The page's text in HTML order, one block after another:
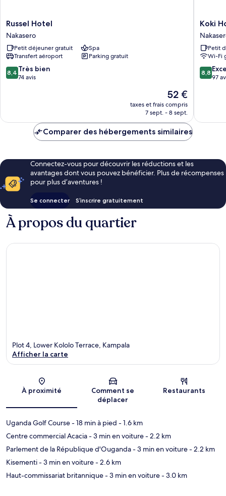
Russel
Hotel
Nakasero
Russel Hotel
Nakasero
Petit déjeuner gratuit
Spa
Transfert aéroport
Parking gratuit
8.4
sur
8,4 Très bien
74 avis
Le
nouveau
prix
de
52 €
taxes et frais compris
7 sept. - 8 sept.
Koki
Hotel
Koki
Petit
Wi-Fi
8.8
sur
8,8
97
Comparer des hébergements similaires
Connectez-vous pour découvrir les réductions et les
avantages dont vous pouvez bénéficier. Plus de récompenses
pour plus d’aventures !
Se connecter S’inscrire gratuitement
À propos du quartier
Carte
Plot 4, Lower Kololo Terrace, Kampala
Afficher la carte
À proximité
Comment se
déplacer
Restaurants
Uganda Golf Course- 18 min à pied - 1.6 km
Centre commercial Acacia- 3 min en voiture- 2.2 km
Parlement de la République d'Ouganda- 3 min en voiture- 2.2 km
Kisementi- 3 min en voiture- 2.6 km
Haut-commissariat britannique- 3 min en voiture- 3.0 km